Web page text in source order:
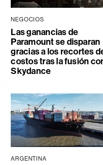
NEGOCIOS
Las ganancias de
Paramount se disparan
gracias a los recortes
costos tras la fusión
Skydance
ARGENTINA